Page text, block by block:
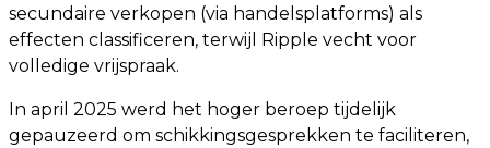
secundaire verkopen (via handelsplatforms) als
effecten classificeren, terwijl Ripple vecht voor
volledige vrijspraak.
In april 2025 werd het hoger beroep tijdelijk
gepauzeerd om schikkingsgesprekken te faciliteren,